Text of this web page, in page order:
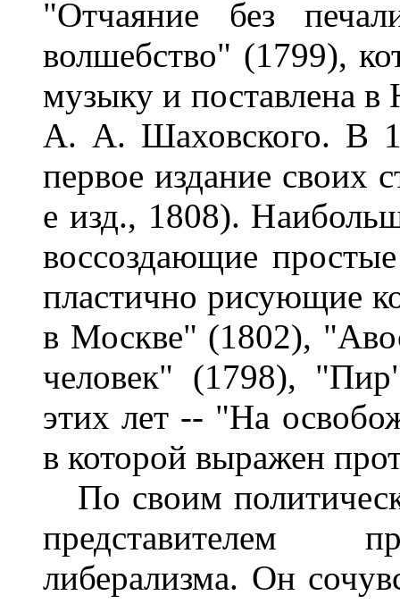
"Отчаяние без
волшебство" (1799),
музыку и поставлена
А. А. Шаховского. В
первое издание своих
е изд., 1808).
воссоздающие
пластично рисующие
в Москве" (1802),
человек" (1798),
этих лет -- "На
в которой выражен
По своим
представителем
либерализма. Он